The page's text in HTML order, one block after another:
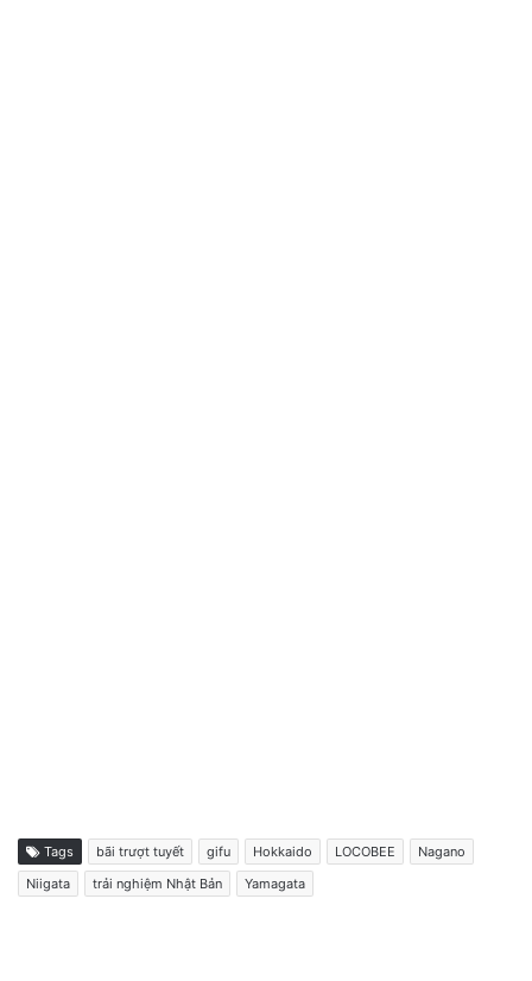
Tags bãi trượt tuyết gifu Hokkaido LOCOBEE
Nagano
Niigata
trải nghiệm Nhật Bản Yamagata